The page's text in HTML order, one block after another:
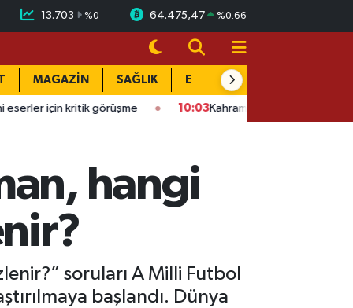
13.703 %0 64.475,47 %0.66
MAGAZİN SAĞLIK EĞİTİM
kritik görüşme 10:03 Kahramanmaraş OSB’de korkutan
hangi
soruları A Milli Futbol
başlandı. Dünya